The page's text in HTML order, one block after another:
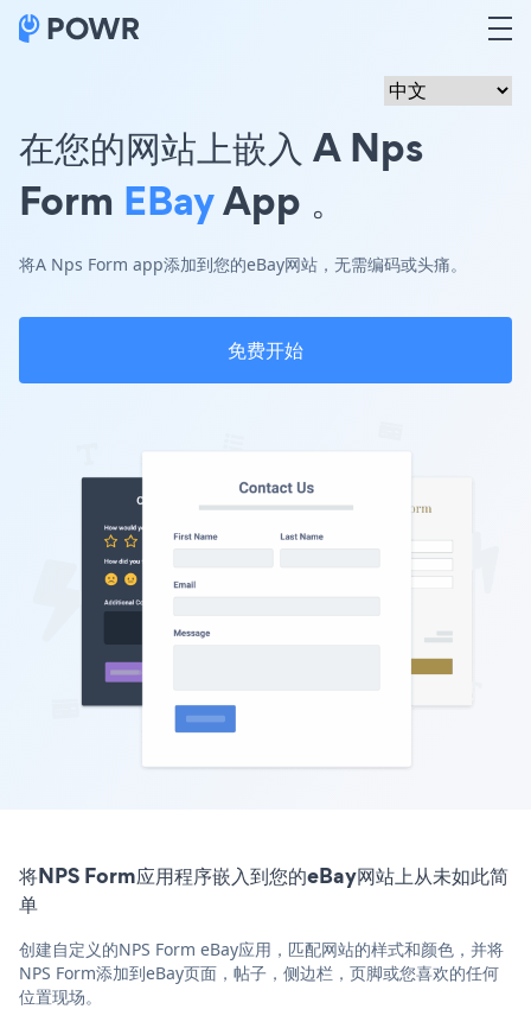
在您的网站上嵌入 A Nps
Form EBayApp 。
将A Nps Form app添加到您的eBay网站，无需编码或头痛。
免费开始
将NPS Form应用程序嵌入到您的eBay网站上从未如此简
单
创建自定义的NPS Form eBay应用，匹配网站的样式和颜色，并将
NPS Form添加到eBay页面，帖子，侧边栏，页脚或您喜欢的任何
位置现场。